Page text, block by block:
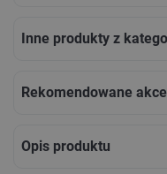
Inne produkty z
Rekomendowane
Opis produktu